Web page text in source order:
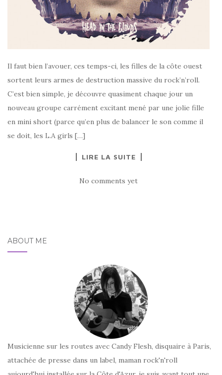
Il faut bien l’avouer, ces temps-ci, les filles de la côte ouest
sortent leurs armes de destruction massive du rock’n’roll.
C’est bien simple, je découvre quasiment chaque jour un
nouveau groupe carrément excitant mené par une jolie fille
en mini short (parce qu’en plus de balancer le son comme il
se doit, les L.A girls […]
LIRE LA SUITE
No comments yet
ABOUT ME
Musicienne sur les routes avec Candy Flesh, disquaire à Paris,
attachée de presse dans un label, maman rock'n'roll